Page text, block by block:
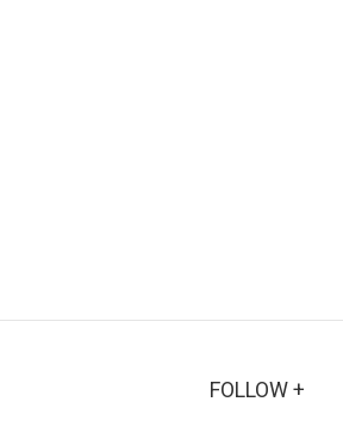
FOLLOW +